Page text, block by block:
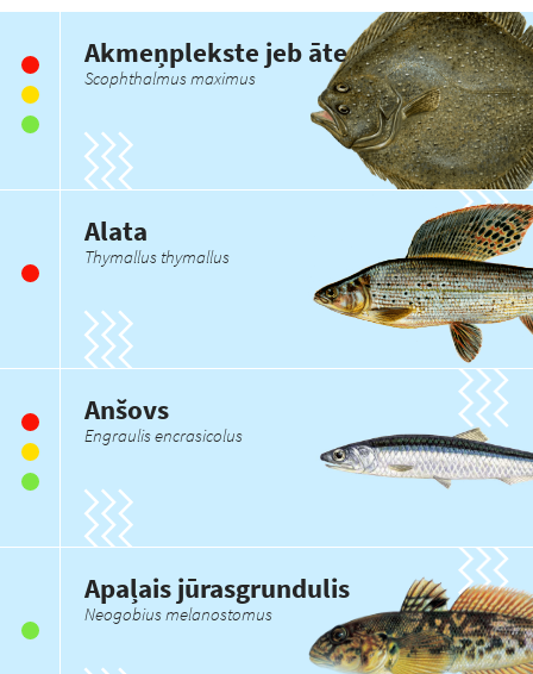
Akmeņplekste jeb āte
Scophthalmus maximus
Alata
Thymallus thymallus
Anšovs
Engraulis encrasicolus
Apaļais jūrasgrundulis
Neogobius melanostomus